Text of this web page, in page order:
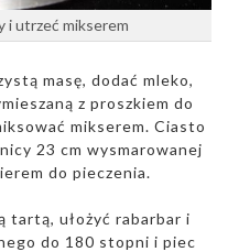
i utrzeć mikserem
masę, dodać mleko,
z proszkiem do
mikserem. Ciasto
23 cm wysmarowanej
do pieczenia.
tartą, ułożyć rabarbar i
do 180 stopni i piec